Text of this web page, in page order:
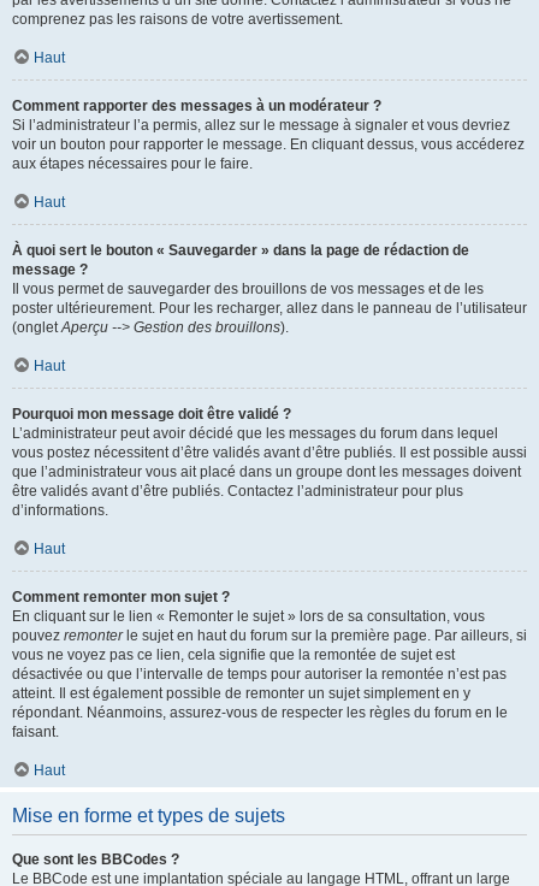
comprenez pas les raisons de votre avertissement.
Haut
Comment rapporter des messages à un modérateur ?
Si l’administrateur l’a permis, allez sur le message à signaler et vous devriez
voir un bouton pour rapporter le message. En cliquant dessus, vous accéderez
aux étapes nécessaires pour le faire.
Haut
À quoi sert le bouton « Sauvegarder » dans la page de rédaction de
message ?
Il vous permet de sauvegarder des brouillons de vos messages et de les
poster ultérieurement. Pour les recharger, allez dans le panneau de l’utilisateur
(ongletAperçu --> Gestion des brouillons).
Haut
Pourquoi mon message doit être validé ?
L’administrateur peut avoir décidé que les messages du forum dans lequel
vous postez nécessitent d’être validés avant d’être publiés. Il est possible aussi
que l’administrateur vous ait placé dans un groupe dont les messages doivent
être validés avant d’être publiés. Contactez l’administrateur pour plus
d’informations.
Haut
Comment remonter mon sujet ?
En cliquant sur le lien « Remonter le sujet » lors de sa consultation, vous
pouvez remonterle sujet en haut du forum sur la première page. Par ailleurs, si
vous ne voyez pas ce lien, cela signifie que la remontée de sujet est
désactivée ou que l’intervalle de temps pour autoriser la remontée n’est pas
atteint. Il est également possible de remonter un sujet simplement en y
répondant. Néanmoins, assurez-vous de respecter les règles du forum en le
faisant.
Haut
Mise en forme et types de sujets
Que sont les BBCodes ?
Le BBCode est une implantation spéciale au langage HTML, offrant un large